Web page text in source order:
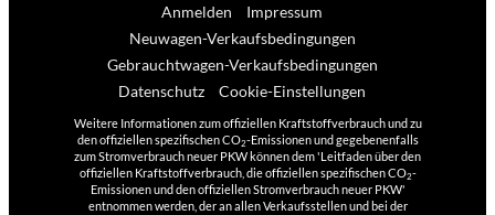
Anmelden
Impressum
Neuwagen-Verkaufsbedingungen
Gebrauchtwagen-Verkaufsbedingungen
Datenschutz
Cookie-Einstellungen
Weitere Informationen zum offiziellen Kraftstoffverbrauch und zu
den offiziellen spezifischen CO2-Emissionen und gegebenenfalls
zum Stromverbrauch neuer PKW können dem 'Leitfaden über den
offiziellen Kraftstoffverbrauch, die offiziellen spezifischen CO2-
Emissionen und den offiziellen Stromverbrauch neuer PKW'
entnommen werden, der an allen Verkaufsstellen und bei der